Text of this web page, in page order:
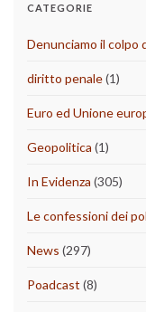
CATEGORIE
Denunciamo il colpo
diritto penale(1)
Euro ed Unione
Geopolitica (1)
In Evidenza (305)
Le confessioni dei
News (297)
Poadcast (8)